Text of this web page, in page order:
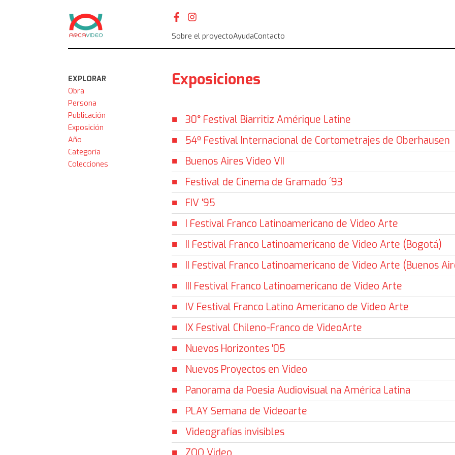
Sobre el proyectoAyudaContacto
EXPLORAR
Obra
Persona
Publicación
Exposición
Año
Categoría
Colecciones
Exposiciones
30° Festival Biarritiz Amérique Latine
54º Festival Internacional de Cortometrajes de Oberhausen
Buenos Aires Video VII
Festival de Cinema de Gramado ´93
FIV '95
I Festival Franco Latinoamericano de Video Arte
II Festival Franco Latinoamericano de Video Arte (Bogotá)
II Festival Franco Latinoamericano de Video Arte (Buenos
III Festival Franco Latinoamericano de Video Arte
IV Festival Franco Latino Americano de Video Arte
IX Festival Chileno-Franco de VideoArte
Nuevos Horizontes '05
Nuevos Proyectos en Video
Panorama da Poesia Audiovisual na América Latina
PLAY Semana de Videoarte
Videografías invisibles